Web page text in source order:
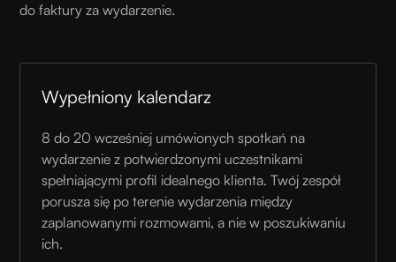
do faktury za wydarzenie.
Wypełniony kalendarz
8 do 20 wcześniej umówionych spotkań na
wydarzenie z potwierdzonymi uczestnikami
spełniającymi profil idealnego klienta. Twój zespół
porusza się po terenie wydarzenia między
zaplanowanymi rozmowami, a nie w poszukiwaniu
ich.